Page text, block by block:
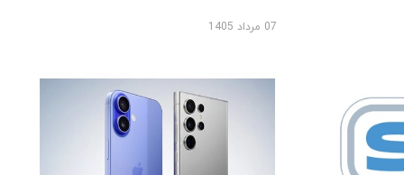
07 مرداد 1405